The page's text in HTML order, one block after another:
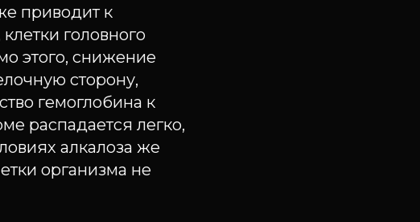
приводит к
головного
этого, снижение
сторону,
гемоглобина к
распадается легко,
алкалоза же
организма не